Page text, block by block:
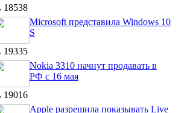
18538
Microsoft представила Windows 10
S
19335
Nokia 3310 начнут продавать в
РФ с 16 мая
19016
Apple разрешила показывать Live